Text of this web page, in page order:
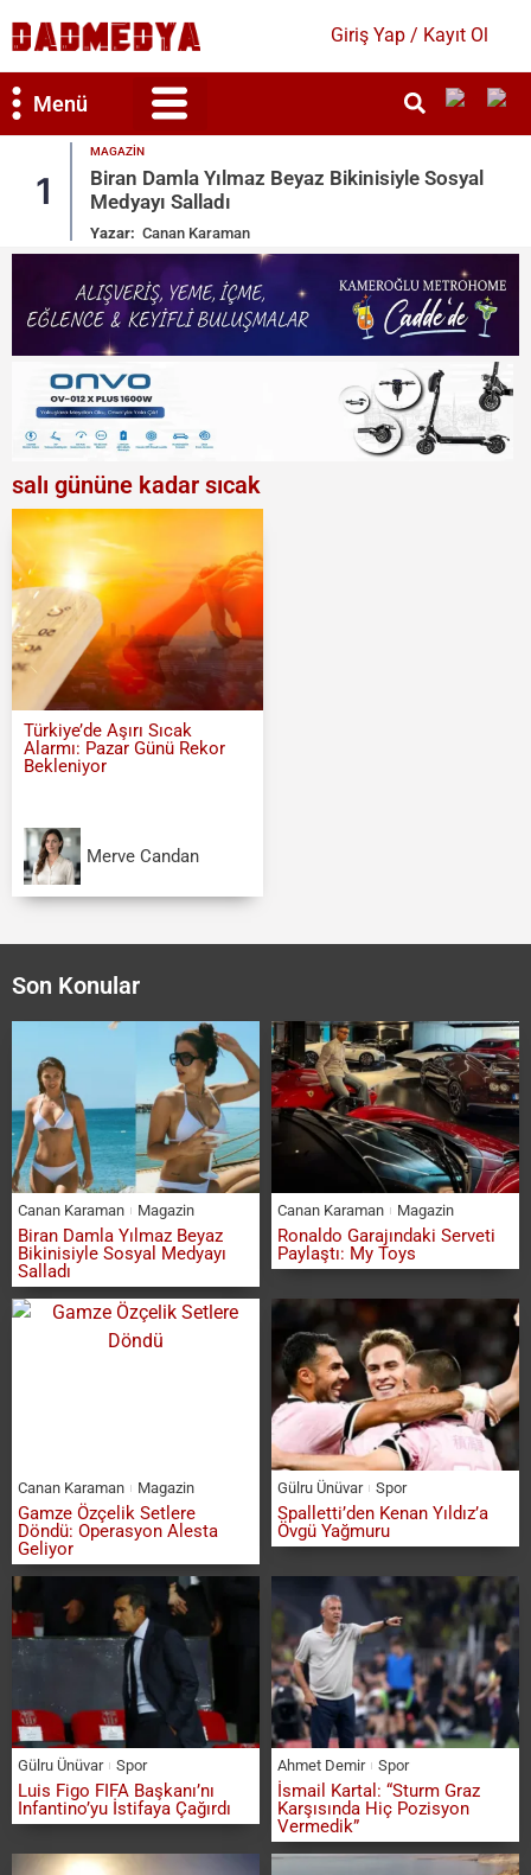
Giriş Yap / Kayıt Ol
Menü
1
MAGAZIN
Biran Damla Yılmaz Beyaz Bikinisiyle Sosyal
Medyayı Salladı
Yazar: Canan Karaman
salı gününe kadar sıcak
Türkiye’de Aşırı Sıcak
Alarmı: Pazar Günü Rekor
Bekleniyor
Merve Candan
Son Konular
Canan Karaman Magazin
Biran Damla Yılmaz Beyaz
Bikinisiyle Sosyal Medyayı
Salladı
Canan Karaman Magazin
Ronaldo Garajındaki Serveti
Paylaştı: My Toys
Canan Karaman Magazin
Gamze Özçelik Setlere
Döndü: Operasyon Alesta
Geliyor
Gülru Ünüvar Spor
Spalletti’den Kenan Yıldız’a
Övgü Yağmuru
Gülru Ünüvar Spor
Luis Figo FIFA Başkanı’nı
Infantino’yu İstifaya Çağırdı
Ahmet Demir Spor
İsmail Kartal: “Sturm Graz
Karşısında Hiç Pozisyon
Vermedik”